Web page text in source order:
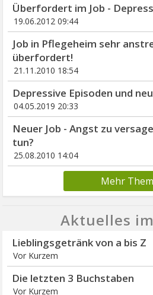
Überfordert im Job -
19.06.2012 09:44
Job in Pflegeheim sehr
überfordert!
21.11.2010 18:54
Depressive Episoden und
04.05.2019 20:33
Neuer Job - Angst zu
tun?
25.08.2010 14:04
Mehr
Aktuelles
Lieblingsgetränk von a bis Z
Vor Kurzem
Die letzten 3 Buchstaben
Vor Kurzem